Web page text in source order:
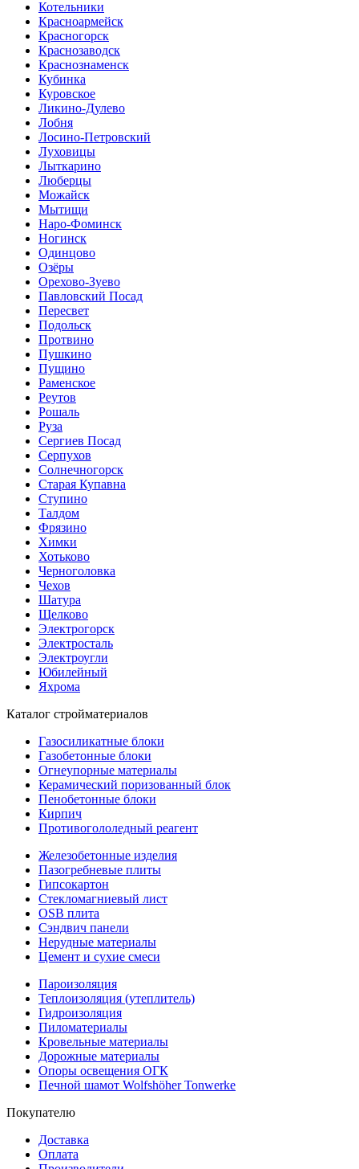
Котельники
Красноармейск
Красногорск
Краснозаводск
Краснознаменск
Кубинка
Куровское
Ликино-Дулево
Лобня
Лосино-Петровский
Луховицы
Лыткарино
Люберцы
Можайск
Мытищи
Наро-Фоминск
Ногинск
Одинцово
Озёры
Орехово-Зуево
Павловский Посад
Пересвет
Подольск
Протвино
Пушкино
Пущино
Раменское
Реутов
Рошаль
Руза
Сергиев Посад
Серпухов
Солнечногорск
Старая Купавна
Ступино
Талдом
Фрязино
Химки
Хотьково
Черноголовка
Чехов
Шатура
Щелково
Электрогорск
Электросталь
Электроугли
Юбилейный
Яхрома
Каталог стройматериалов
Газосиликатные блоки
Газобетонные блоки
Огнеупорные материалы
Керамический поризованный блок
Пенобетонные блоки
Кирпич
Противогололедный реагент
Железобетонные изделия
Пазогребневые плиты
Гипсокартон
Стекломагниевый лист
OSB плита
Сэндвич панели
Нерудные материалы
Цемент и сухие смеси
Пароизоляция
Теплоизоляция (утеплитель)
Гидроизоляция
Пиломатериалы
Кровельные материалы
Дорожные материалы
Опоры освещения ОГК
Печной шамот Wolfshöher Tonwerke
Покупателю
Доставка
Оплата